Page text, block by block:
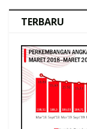
TERBARU